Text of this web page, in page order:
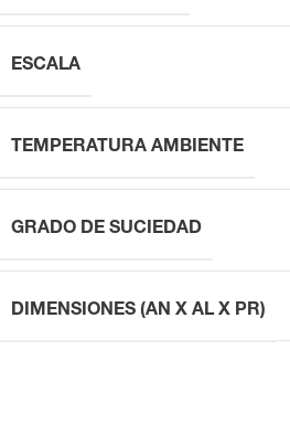
ESCALA
TEMPERATURA AMBIENTE
GRADO DE SUCIEDAD
DIMENSIONES (AN X AL X PR)